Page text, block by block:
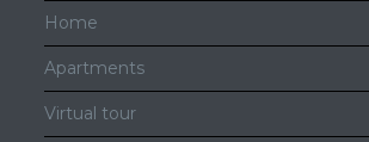
Home
Apartments
Virtual tour